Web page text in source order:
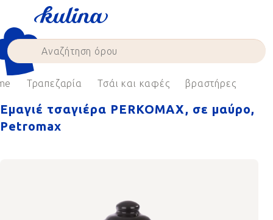
content
Τραπεζαρία Τσάι και καφές βραστήρες
Εμαγιέ τσαγιέρα PERKOMAX, σε μαύρο,
Petromax